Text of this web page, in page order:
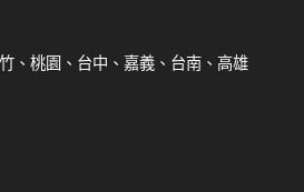
、桃園、台中、嘉義、台南、高雄